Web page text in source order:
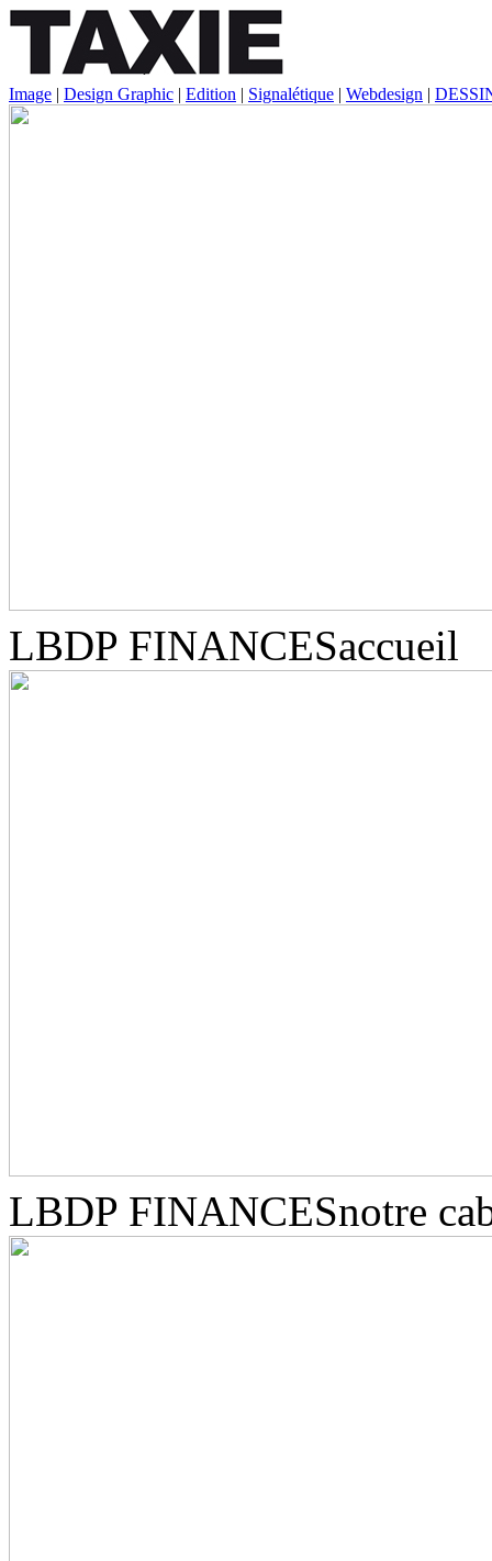
Image | Design Graphic | Edition | Signalétique | Webdesign |
LBDP FINANCESaccueil
LBDP FINANCESnotre